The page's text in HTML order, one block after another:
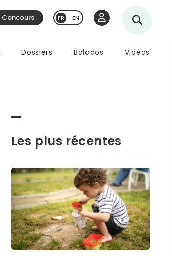
Dossiers Balados Vidéos
Concours EN
Les plus récentes